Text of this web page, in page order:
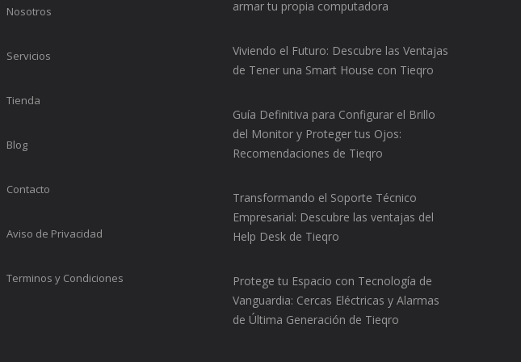
Nosotros
Servicios
Tienda
Blog
Contacto
Aviso de Privacidad
Terminos y Condiciones
armar tu propia computadora
Viviendo el Futuro: Descubre las Ventajas
de Tener una Smart House con Tieqro
Guía Definitiva para Configurar el Brillo
del Monitor y Proteger tus Ojos:
Recomendaciones de Tieqro
Transformando el Soporte Técnico
Empresarial: Descubre las ventajas del
Help Desk de Tieqro
Protege tu Espacio con Tecnología de
Vanguardia: Cercas Eléctricas y Alarmas
de Última Generación de Tieqro